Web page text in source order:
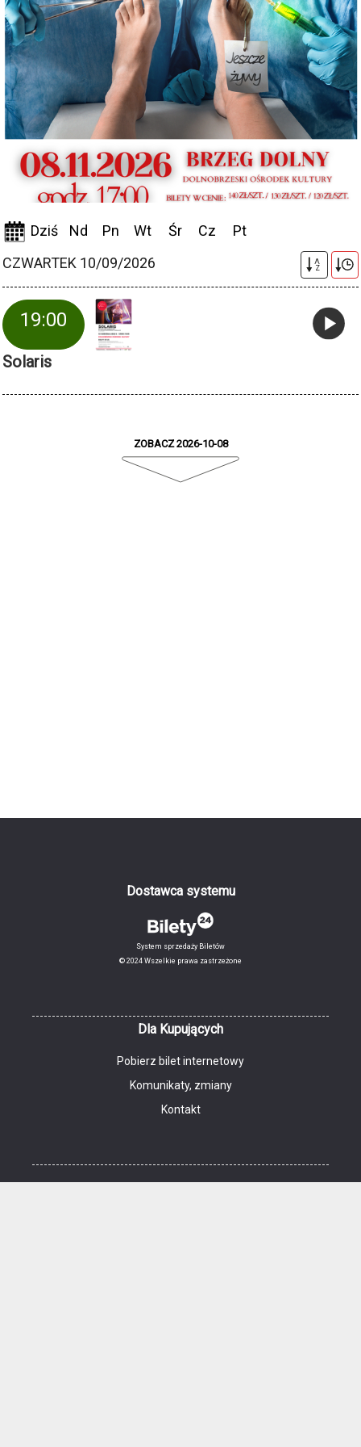
Dziś Nd Pn Wt Śr Cz
Pt
CZWARTEK 10/09/2026
A
Z
19:00
Solaris
ZOBACZ 2026-10-08
Dostawca systemu
System sprzedaży Biletów
© 2024 Wszelkie prawa zastrzeżone
Dla Kupujących
Pobierz bilet internetowy
Komunikaty, zmiany
Kontakt